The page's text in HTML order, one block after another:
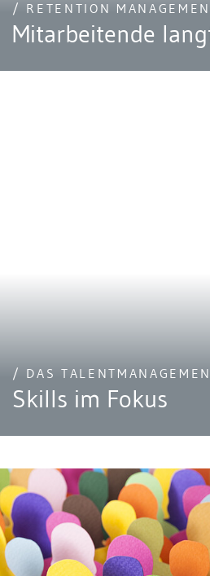
/ RETENTION
Mitarbeitende
/ DAS
Skills im Fokus